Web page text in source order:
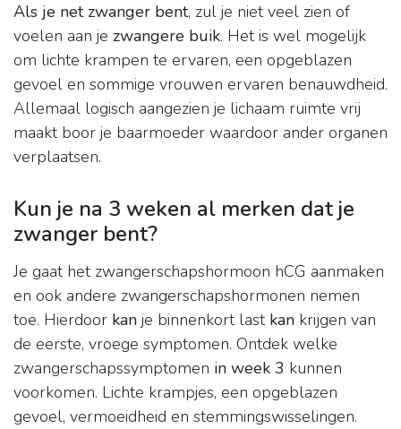
Als je net zwanger bent, zul je niet veel zien of
voelen aan je zwangere buik. Het is wel mogelijk
om lichte krampen te ervaren, een opgeblazen
gevoel en sommige vrouwen ervaren benauwdheid.
Allemaal logisch aangezien je lichaam ruimte vrij
maakt boor je baarmoeder waardoor ander organen
verplaatsen.
Kun je na 3 weken al merken dat je
zwanger bent?
Je gaat het zwangerschapshormoon hCG aanmaken
en ook andere zwangerschapshormonen nemen
toe. Hierdoor kan je binnenkort last kan krijgen van
de eerste, vroege symptomen. Ontdek welke
zwangerschapssymptomen in week 3 kunnen
voorkomen. Lichte krampjes, een opgeblazen
gevoel, vermoeidheid en stemmingswisselingen.